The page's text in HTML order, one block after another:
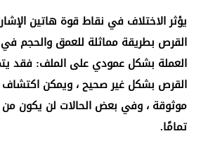
يؤثر الاختلاف في نقاط قوة هاتين
القرص بطريقة مماثلة للعمق والحجم
العملة بشكل عمودي على الملف: فقد
القرص بشكل غير صحيح ، ويمكن اكتشاف
موثوقة ، وفي بعض الحالات لن يكون
تمامًا.